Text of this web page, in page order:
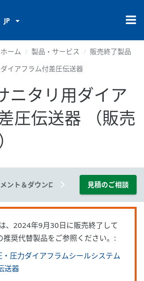
JP
ホーム 製品・サービス
販売終了製品
イアフラム付差圧伝送器
ニタリ用ダイア
圧伝送器 （販売
ント＆ダウンロード 動画
見積のご相談
、2024年9月30日に販売終了して
推奨代替製品をご参照ください。:
圧力ダイアフラムシールシステム
送器